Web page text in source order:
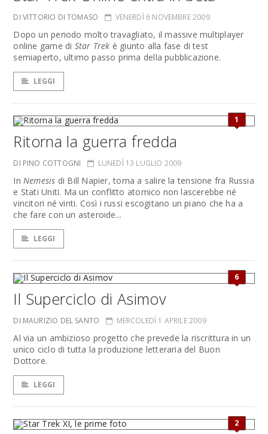
DI VITTORIO DI TOMASO VENERDÌ 6 NOVEMBRE 2009
Dopo un periodo molto travagliato, il massive multiplayer
online game di Star Trek è giunto alla fase di test
semiaperto, ultimo passo prima della pubblicazione.
LEGGI
1
Ritorna la guerra fredda
DI PINO COTTOGNI LUNEDÌ 13 LUGLIO 2009
InNemesis di Bill Napier, torna a salire la tensione fra Russia
e Stati Uniti. Ma un conflitto atomico non lascerebbe né
vincitori né vinti. Così i russi escogitano un piano che ha a
che fare con un asteroide...
LEGGI
6
Il Superciclo di Asimov
DI MAURIZIO DEL SANTO MERCOLEDÌ 1 APRILE 2009
Al via un ambizioso progetto che prevede la riscrittura in un
unico ciclo di tutta la produzione letteraria del Buon
Dottore.
LEGGI
2